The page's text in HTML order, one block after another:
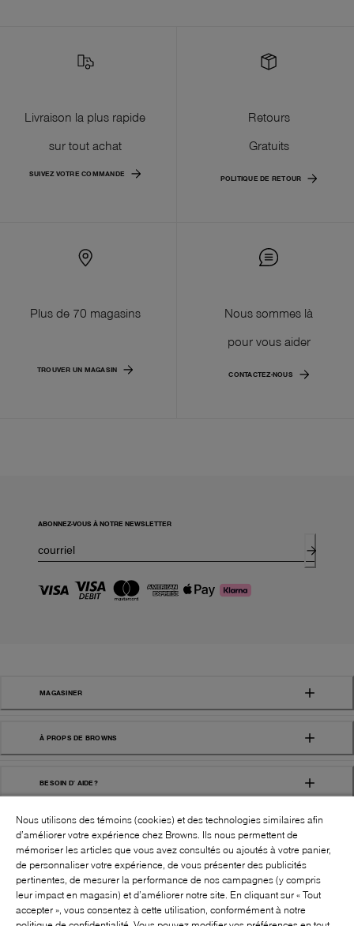
Livraison la plus rapide
sur tout achat
SUIVEZ VOTRE COMMANDE
Retours
Gratuits
POLITIQUE DE RETOUR
Plus de 70 magasins
TROUVER UN MAGASIN
Nous sommes là
pour vous aider
CONTACTEZ-NOUS
ABONNEZ-VOUS À NOTRE NEWSLETTER
MAGASINER
À PROPS DE BROWNS
BESOIN D' AIDE?
SUIVEZ-NOUS!:
Nous utilisons des témoins (cookies) et des technologies similaires afin
d’améliorer votre expérience chez Browns. Ils nous permettent de
mémoriser les articles que vous avez consultés ou ajoutés à votre panier,
de personnaliser votre expérience, de vous présenter des publicités
pertinentes, de mesurer la performance de nos campagnes (y compris
leur impact en magasin) et d’améliorer notre site. En cliquant sur « Tout
accepter », vous consentez à cette utilisation, conformément à notre